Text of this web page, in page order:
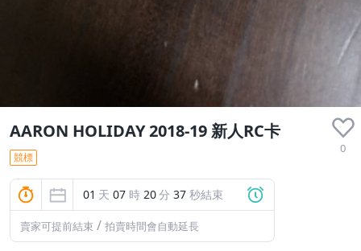
AARON HOLIDAY 2018-19 新人RC卡
0
競標
01 天 07 時 20分 36 秒結束
賣家可提前結束 / 拍賣時間會自動延長